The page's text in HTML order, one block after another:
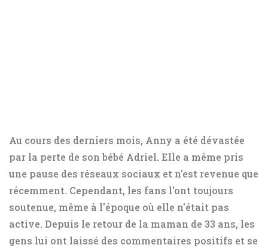
Au cours des derniers mois, Anny a été dévastée
par la perte de son bébé Adriel. Elle a même pris
une pause des réseaux sociaux et n'est revenue que
récemment. Cependant, les fans l'ont toujours
soutenue, même à l'époque où elle n'était pas
active. Depuis le retour de la maman de 33 ans, les
gens lui ont laissé des commentaires positifs et se